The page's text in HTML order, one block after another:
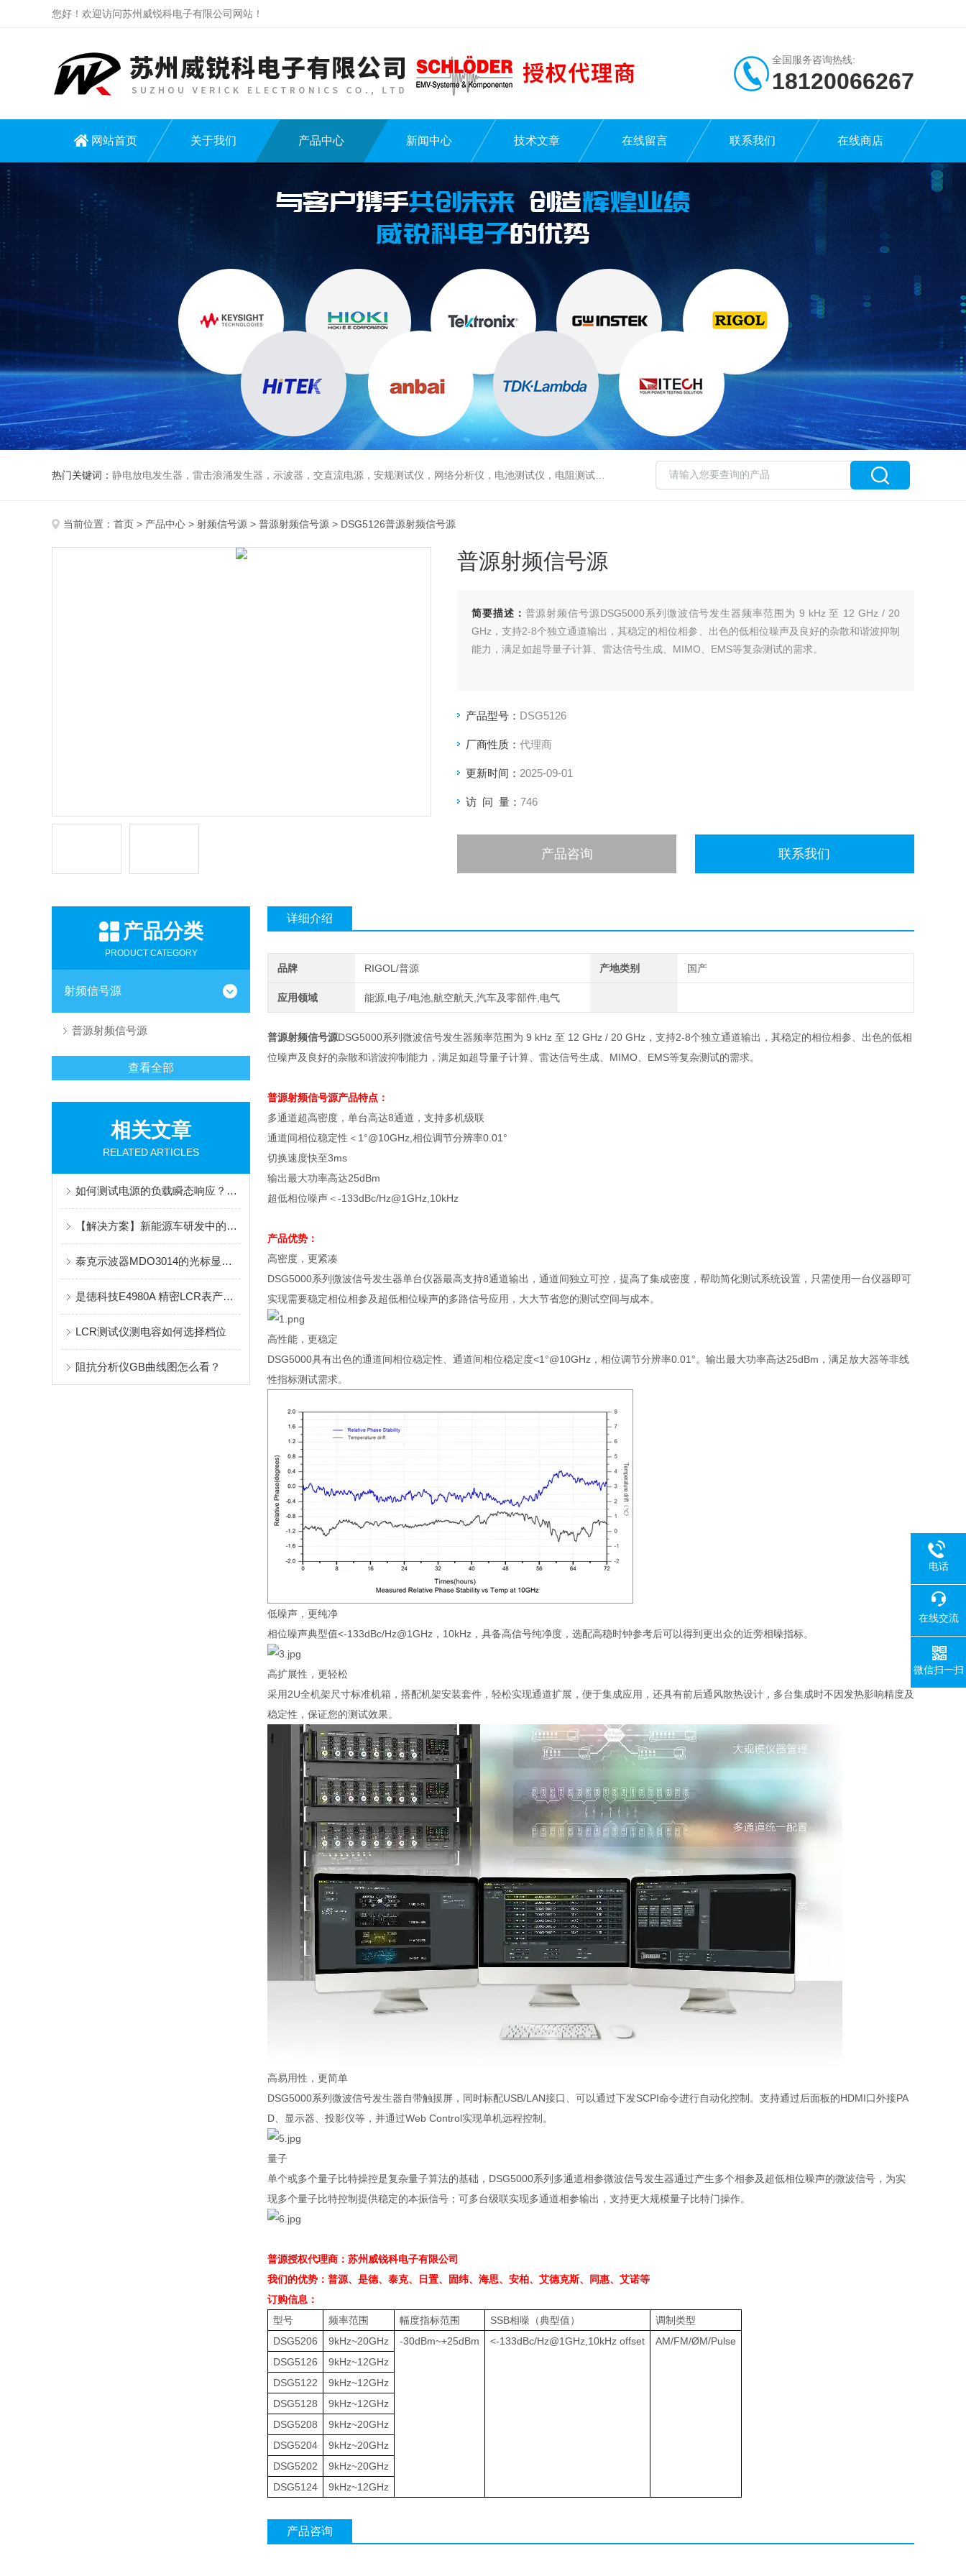
您好！欢迎访问苏州威锐科电子有限公司网站！
全国服务咨询热线:
18120066267
网站首页 关于我们 产品中心 新闻中心 技术文章 在线留言 联系我们 在线商店
热门关键词： 静电放电发生器，雷击浪涌发生器，示波器，交直流电源，安规测试仪，网络分析仪，电池测试仪，电阻测试仪，数据采集仪
当前位置： 首页 > 产品中心 > 射频信号源 > 普源射频信号源 > DSG5126普源射频信号源
普源射频信号源
简要描述： 普源射频信号源DSG5000系列微波信号发生器频率范围为 9 kHz 至 12 GHz / 20
GHz，支持2-8个独立通道输出，其稳定的相位相参、出色的低相位噪声及良好的杂散和谐波抑制
能力，满足如超导量子计算、雷达信号生成、MIMO、EMS等复杂测试的需求。
产品型号： DSG5126
厂商性质： 代理商
更新时间： 2025-09-01
访 问 量： 746
产品咨询 联系我们
产品分类
PRODUCT CATEGORY
射频信号源
普源射频信号源
查看全部
相关文章
RELATED ARTICLES
如何测试电源的负载瞬态响应？测试电源负载瞬态响应有哪些方法？
【解决方案】新能源车研发中的能源优化管理
泰克示波器MDO3014的光标显示被波形覆盖如何处理？
是德科技E4980A 精密LCR表产品介绍
LCR测试仪测电容如何选择档位
阻抗分析仪GB曲线图怎么看？
详细介绍
品牌 RIGOL/普源 产地类别 国产
应用领域 能源,电子/电池,航空航天,汽车及零部件,电气
普源射频信号源DSG5000系列微波信号发生器频率范围为 9 kHz 至 12 GHz / 20 GHz，支持2-8个独立通道输出，其稳定的相位相参、出色的低相
位噪声及良好的杂散和谐波抑制能力，满足如超导量子计算、雷达信号生成、MIMO、EMS等复杂测试的需求。
普源射频信号源产品特点：
多通道超高密度，单台高达8通道，支持多机级联
通道间相位稳定性＜ 1 °@10GHz, 相位调节分辨率0.01 °
切换速度快至3ms
输出最大功率高达25dBm
超低相位噪声＜-133dBc/Hz@1GHz,10kHz
产品优势：
高密度，更紧凑
DSG5000系列微波信号发生器单台仪器最高支持8通道输出，通道间独立可控，提高了集成密度，帮助简化测试系统设置，只需使用一台仪器即可
实现需要稳定相位相参及超低相位噪声的多路信号应用，大大节省您的测试空间与成本。
高性能，更稳定
DSG5000具有出色的通道间相位稳定性、通道间相位稳定度<1°@10GHz ，相位调节分辨率0.01°。输出最大功率高达25dBm ，满足放大器等非线
性指标测试需求。
低噪声，更纯净
相位噪声典型值<-133dBc/Hz@1GHz ， 10kHz ，具备高信号纯净度，选配高稳时钟参考后可以得到更出众的近旁相噪指标。
高扩展性，更轻松
采用2U全机架尺寸标准机箱，搭配机架安装套件，轻松实现通道扩展，便于集成应用，还具有前后通风散热设计，多台集成时不因发热影响精度及
稳定性，保证您的测试效果。
高易用性，更简单
DSG5000系列微波信号发生器自带触摸屏，同时标配USB/LAN接口、可以通过下发SCPI命令进行自动化控制。支持通过后面板的HDMI口外接PA
D 、显示器、投影仪等，并通过Web Control实现单机远程控制。
量子
单个或多个量子比特操控是复杂量子算法的基础， DSG5000系列多通道相参微波信号发生器通过产生多个相参及超低相位噪声的微波信号，为实
现多个量子比特控制提供稳定的本振信号；可多台级联实现多通道相参输出，支持更大规模量子比特门操作。
普源授权代理商：苏州威锐科电子有限公司
我们的优势：普源、是德、泰克、日置、固纬、海思、安柏、艾德克斯、同惠、艾诺等
订购信息：
型号
频率范围 幅度指标范围 SSB相噪（典型值）
调制类型
DSG5206
9kHz~20GHz -30dBm~+25dBm <-133dBc/Hz@1GHz,10kHz offset
AM/FM/ØM/Pulse
DSG5126
9kHz~12GHz
DSG5122
9kHz~12GHz
DSG5128
9kHz~12GHz
DSG5208
9kHz~20GHz
DSG5204
9kHz~20GHz
DSG5202
9kHz~20GHz
DSG5124
9kHz~12GHz
产品咨询
电话
在线交流
微信扫一扫